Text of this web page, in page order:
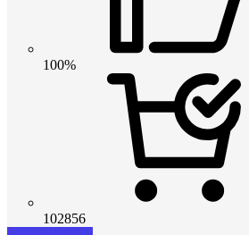
100%
102856